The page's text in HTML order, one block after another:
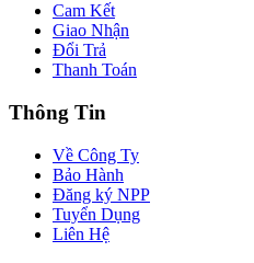
Cam Kết
Giao Nhận
Đổi Trả
Thanh Toán
Thông Tin
Về Công Ty
Bảo Hành
Đăng ký NPP
Tuyển Dụng
Liên Hệ